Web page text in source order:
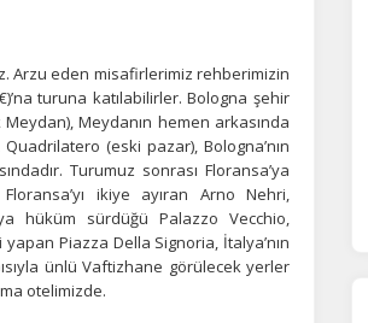
belirleyin
deneyimi sunmak için bazı bilgileri tarayıcınızda
yurt dışındaki hizmet sağlayıcılarla paylaşabiliriz. Buna
bu durumda sitemiz umduğumuz gibi çalışmaya
bilgilendirmemizi çerez kullanım ve
AKTIF
Arzu eden misafirlerimiz rehberimizin
turuna katılabilirler. Bologna şehir
Meydanın hemen arkasında
(eski pazar), Bologna’nın
Turumuz sonrası Floransa’ya
ikiye ayıran Arno Nehri,
hüküm sürdüğü Palazzo Vecchio,
Piazza Della Signoria, İtalya’nın
ünlü Vaftizhane görülecek yerler
otelimizde.